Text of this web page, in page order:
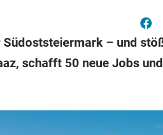
– und
schafft 50 neue Jobs